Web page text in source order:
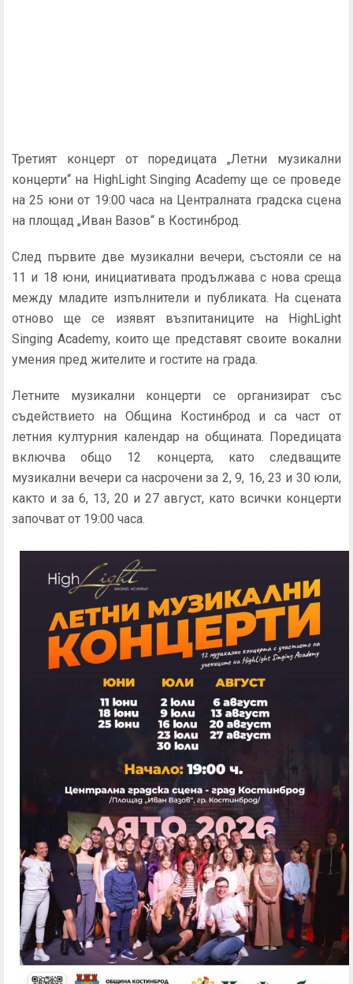
Третият концерт от поредицата „Летни музикални
концерти“ на HighLight Singing Academy ще се проведе
на 25 юни от 19:00 часа на Централната градска сцена
на площад „Иван Вазов“ в Костинброд.
След първите две музикални вечери, състояли се на
11 и 18 юни, инициативата продължава с нова среща
между младите изпълнители и публиката. На сцената
отново ще се изявят възпитаниците на HighLight
Singing Academy, които ще представят своите вокални
умения пред жителите и гостите на града.
Летните музикални концерти се организират със
съдействието на Община Костинброд и са част от
летния културния календар на общината. Поредицата
включва общо 12 концерта, като следващите
музикални вечери са насрочени за 2, 9, 16, 23 и 30 юли,
както и за 6, 13, 20 и 27 август, като всички концерти
започват от 19:00 часа.